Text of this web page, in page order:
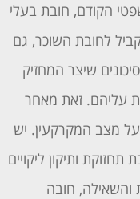
הקודם, חובת בעלי
לחובת השוכר, גם
שיצר המחזיק
עליהם. זאת מאחר
מצב המקרקעין. יש
ותיקון ליקויים
והשאילה, חובה